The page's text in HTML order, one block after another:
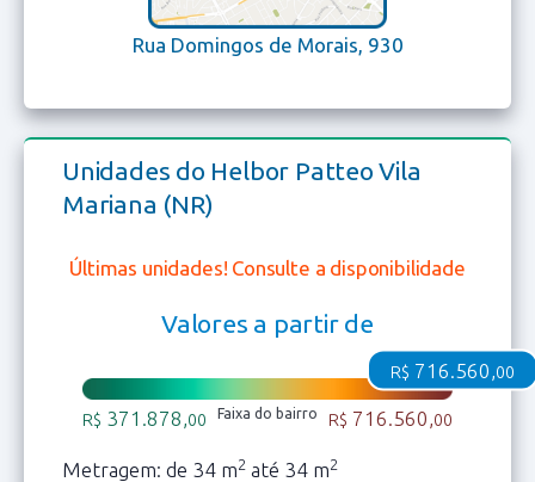
Rua Domingos de Morais, 930
Unidades do Helbor Patteo Vila
Mariana (NR)
Últimas unidades! Consulte a disponibilidade
Valores a partir de
R$ 716.560, 00
R$ 371.878,00 Faixa do bairro R$ 716.560,00
Metragem: de 34 m2 até 34 m2